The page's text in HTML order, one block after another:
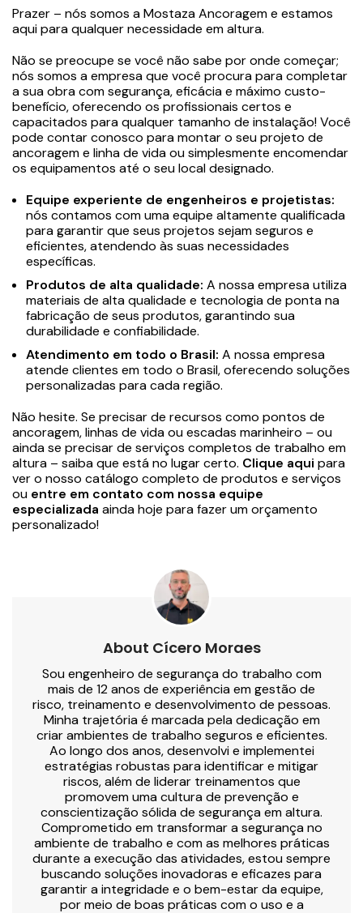
Prazer – nós somos a Mostaza Ancoragem e estamos
aqui para qualquer necessidade em altura.
Não se preocupe se você não sabe por onde começar;
nós somos a empresa que você procura para completar
a sua obra com segurança, eficácia e máximo custo-
benefício, oferecendo os profissionais certos e
capacitados para qualquer tamanho de instalação! Você
pode contar conosco para montar o seu projeto de
ancoragem e linha de vida ou simplesmente encomendar
os equipamentos até o seu local designado.
Equipe experiente de engenheiros e projetistas:
nós contamos com uma equipe altamente qualificada
para garantir que seus projetos sejam seguros e
eficientes, atendendo às suas necessidades
específicas.
Produtos de alta qualidade: A nossa empresa utiliza
materiais de alta qualidade e tecnologia de ponta na
fabricação de seus produtos, garantindo sua
durabilidade e confiabilidade.
Atendimento em todo o Brasil: A nossa empresa
atende clientes em todo o Brasil, oferecendo soluções
personalizadas para cada região.
Não hesite. Se precisar de recursos como pontos de
ancoragem, linhas de vida ou escadas marinheiro – ou
ainda se precisar de serviços completos de trabalho em
altura – saiba que está no lugar certo. Clique aqui para
ver o nosso catálogo completo de produtos e serviços
ou entre em contato com nossa equipe
especializada ainda hoje para fazer um orçamento
personalizado!
About Cícero Moraes
Sou engenheiro de segurança do trabalho com
mais de 12 anos de experiência em gestão de
risco, treinamento e desenvolvimento de pessoas.
Minha trajetória é marcada pela dedicação em
criar ambientes de trabalho seguros e eficientes.
Ao longo dos anos, desenvolvi e implementei
estratégias robustas para identificar e mitigar
riscos, além de liderar treinamentos que
promovem uma cultura de prevenção e
conscientização sólida de segurança em altura.
Comprometido em transformar a segurança no
ambiente de trabalho e com as melhores práticas
durante a execução das atividades, estou sempre
buscando soluções inovadoras e eficazes para
garantir a integridade e o bem-estar da equipe,
por meio de boas práticas com o uso e a